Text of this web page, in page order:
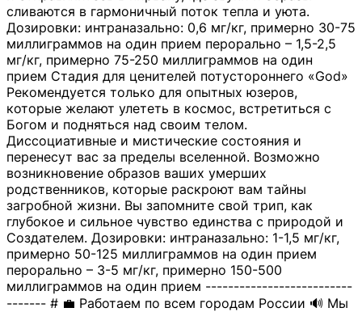
сливаются в гармоничный поток тепла и уюта.
Дозировки: интраназально: 0,6 мг/кг, примерно 30-75
миллиграммов на один прием перорально – 1,5-2,5
мг/кг, примерно 75-250 миллиграммов на один
прием Стадия для ценителей потустороннего «God»
Рекомендуется только для опытных юзеров,
которые желают улететь в космос, встретиться с
Богом и подняться над своим телом.
Диссоциативные и мистические состояния и
перенесут вас за пределы вселенной. Возможно
возникновение образов ваших умерших
родственников, которые раскроют вам тайны
загробной жизни. Вы запомните свой трип, как
глубокое и сильное чувство единства с природой и
Создателем. Дозировки: интраназально: 1-1,5 мг/кг,
примерно 50-125 миллиграммов на один прием
перорально – 3-5 мг/кг, примерно 150-500
миллиграммов на один прием --------------------------
------- # 💼 Работаем по всем городам России 🔊 Мы